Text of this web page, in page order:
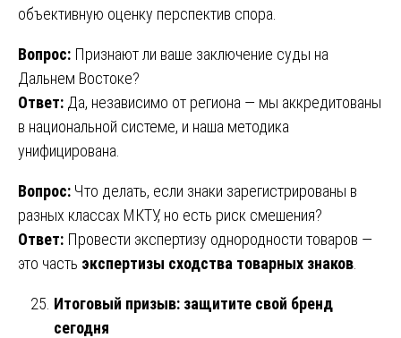
объективную оценку перспектив спора.
Вопрос: Признают ли ваше заключение суды на
Дальнем Востоке?
Ответ: Да, независимо от региона — мы аккредитованы
в национальной системе, и наша методика
унифицирована.
Вопрос: Что делать, если знаки зарегистрированы в
разных классах МКТУ, но есть риск смешения?
Ответ: Провести экспертизу однородности товаров —
это часть экспертизы сходства товарных знаков
Итоговый призыв: защитите свой бренд
сегодня